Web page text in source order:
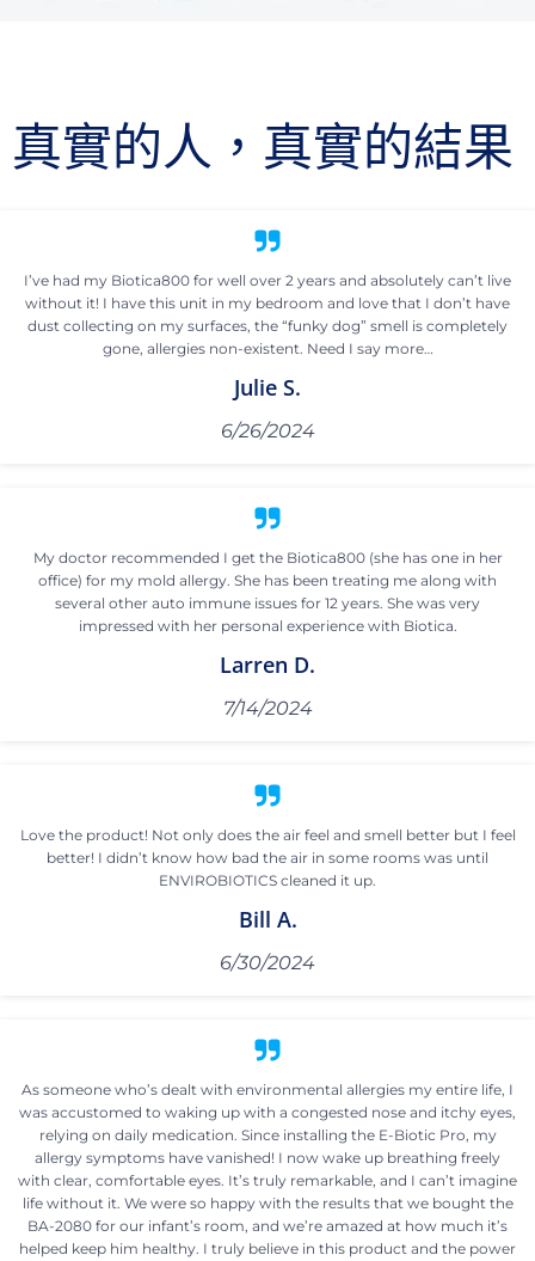
真實的人，真實的結果
I’ve had my Biotica800 for well over 2 years and absolutely can’t live
without it! I have this unit in my bedroom and love that I don’t have
dust collecting on my surfaces, the “funky dog” smell is completely
gone, allergies non-existent. Need I say more…
Julie S.
6/26/2024
My doctor recommended I get the Biotica800 (she has one in her
office) for my mold allergy. She has been treating me along with
several other auto immune issues for 12 years. She was very
impressed with her personal experience with Biotica.
Larren D.
7/14/2024
Love the product! Not only does the air feel and smell better but I feel
better! I didn’t know how bad the air in some rooms was until
ENVIROBIOTICS cleaned it up.
Bill A.
6/30/2024
As someone who’s dealt with environmental allergies my entire life, I
was accustomed to waking up with a congested nose and itchy eyes,
relying on daily medication. Since installing the E-Biotic Pro, my
allergy symptoms have vanished! I now wake up breathing freely
with clear, comfortable eyes. It’s truly remarkable, and I can’t imagine
life without it. We were so happy with the results that we bought the
BA-2080 for our infant’s room, and we’re amazed at how much it’s
helped keep him healthy. I truly believe in this product and the power